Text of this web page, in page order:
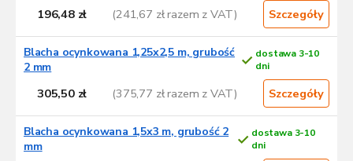
196,48 zł (241,67 zł razem z VAT) Szczegóły
Blacha ocynkowana 1,25x2,5 m, grubość
2 mm
dostawa 3-10
dni
305,50 zł (375,77 zł razem z VAT) Szczegóły
Blacha ocynkowana 1,5x3 m, grubość 2
mm
dostawa 3-10
dni